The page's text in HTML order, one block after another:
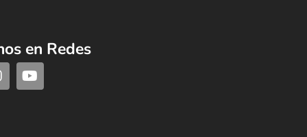
en Redes